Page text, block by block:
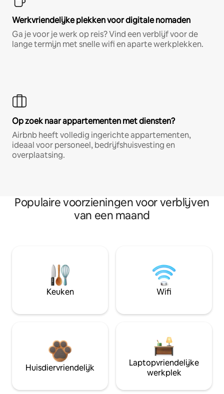
Werkvriendelijke plekken voor digitale nomaden
Ga je voor je werk op reis? Vind een verblijf voor de
lange termijn met snelle wifi en aparte werkplekken.
Op zoek naar appartementen met diensten?
Airbnb heeft volledig ingerichte appartementen,
ideaal voor personeel, bedrijfshuisvesting en
overplaatsing.
Populaire voorzieningen voor verblijven
van een maand
Keuken Wifi
Huisdiervriendelijk
Laptopvriendelijke
werkplek